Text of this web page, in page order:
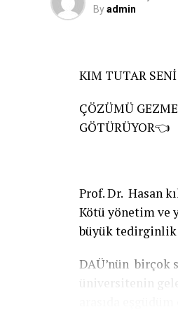
Byadmin
KIM TUTAR
ÇÖZÜMÜ
GÖTÜRÜYOR👈
Prof. Dr. Hasan
Kötü yönetim ve
büyük
DAÜ’nün birçok
üniversitenin